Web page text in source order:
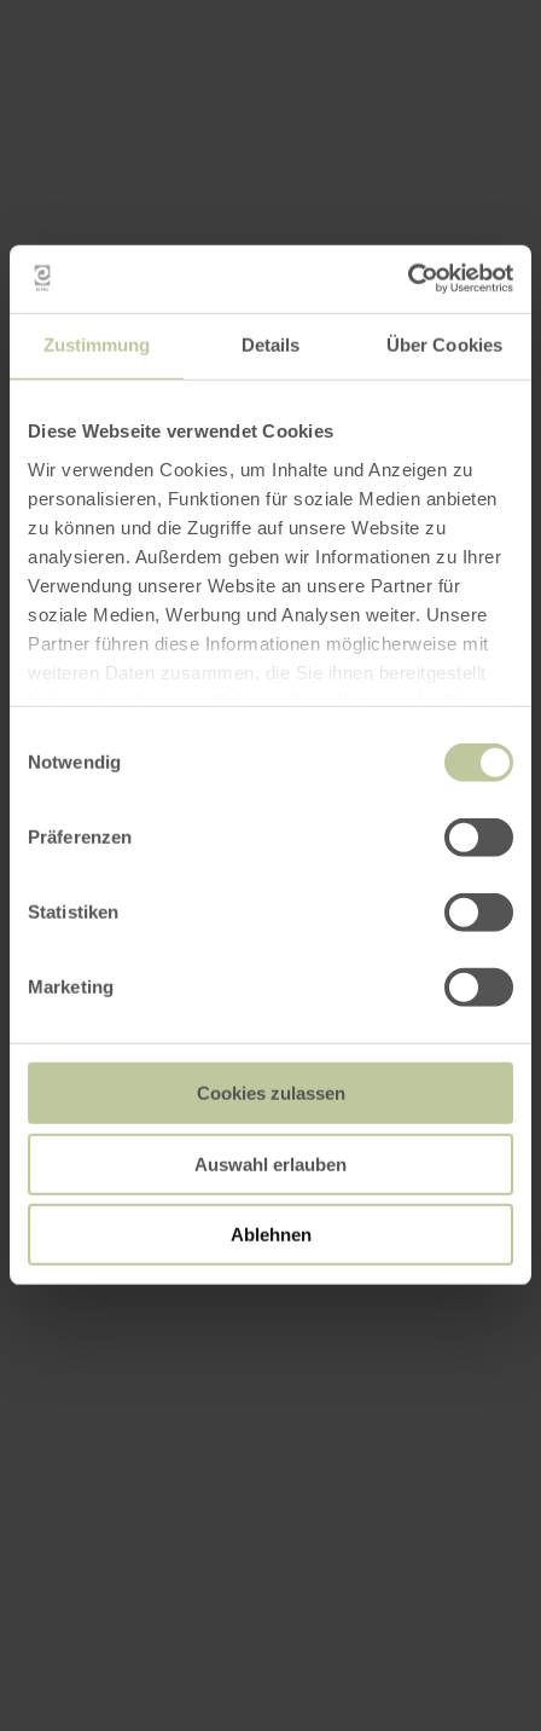
Zustimmung Details Über Cookies
Diese Webseite verwendet Cookies
Wir verwenden Cookies, um Inhalte und Anzeigen zu
personalisieren, Funktionen für soziale Medien anbieten
zu können und die Zugriffe auf unsere Website zu
analysieren. Außerdem geben wir Informationen zu Ihrer
Verwendung unserer Website an unsere Partner für
soziale Medien, Werbung und Analysen weiter. Unsere
Partner führen diese Informationen möglicherweise mit
weiteren Daten zusammen, die Sie ihnen bereitgestellt
Notwendig
Präferenzen
Statistiken
Marketing
Cookies zulassen
Auswahl erlauben
Ablehnen